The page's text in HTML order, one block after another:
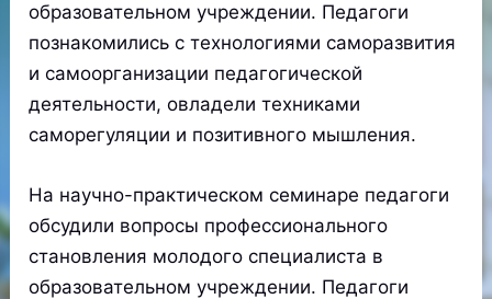
образовательном учреждении. Педагоги
познакомились с технологиями саморазвития
и самоорганизации педагогической
деятельности, овладели техниками
саморегуляции и позитивного мышления.
На научно-практическом семинаре педагоги
обсудили вопросы профессионального
становления молодого специалиста в
образовательном учреждении. Педагоги